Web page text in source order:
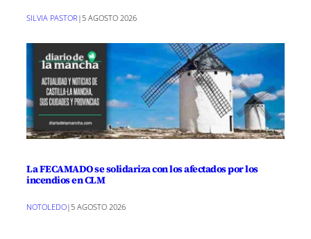
SILVIA PASTOR | 5 AGOSTO 2026
La FECAMADO se solidariza con los afectados por los
incendios en CLM
NOTOLEDO| 5 AGOSTO 2026